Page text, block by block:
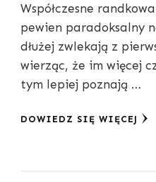
Współczesne
pewien paradoksalny
dłużej zwlekają z
wierząc, że im więcej
tym lepiej poznają …
DOWIEDZ SIĘ WIĘCEJ